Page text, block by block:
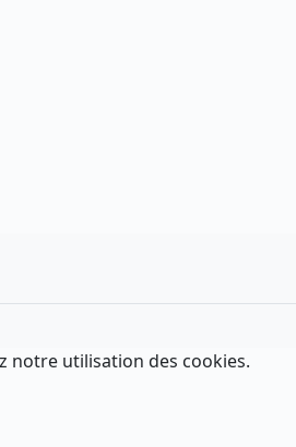
notre utilisation des cookies.